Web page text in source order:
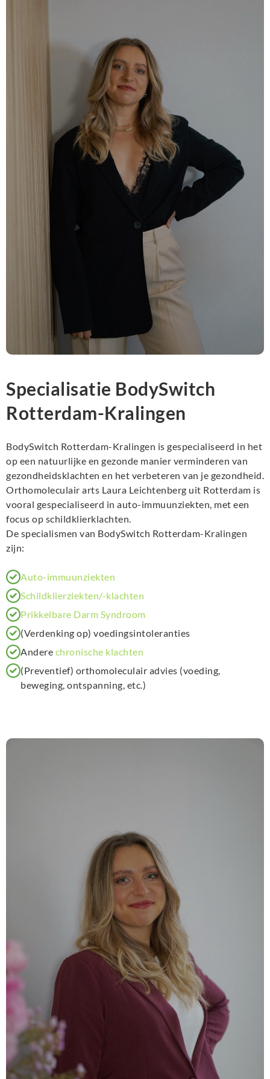
Specialisatie BodySwitch
Rotterdam-Kralingen
BodySwitch Rotterdam-Kralingen is gespecialiseerd in het
op een natuurlijke en gezonde manier verminderen van
gezondheidsklachten en het verbeteren van je gezondheid.
Orthomoleculair arts Laura Leichtenberg uit Rotterdam is
vooral gespecialiseerd in auto-immuunziekten, met een
focus op schildklierklachten.
De specialismen van BodySwitch Rotterdam-Kralingen
zijn:
Auto-immuunziekten
Schildklierziekten/-klachten
Prikkelbare Darm Syndroom
(Verdenking op) voedingsintoleranties
Andere chronische klachten
(Preventief) orthomoleculair advies (voeding,
beweging, ontspanning, etc.)